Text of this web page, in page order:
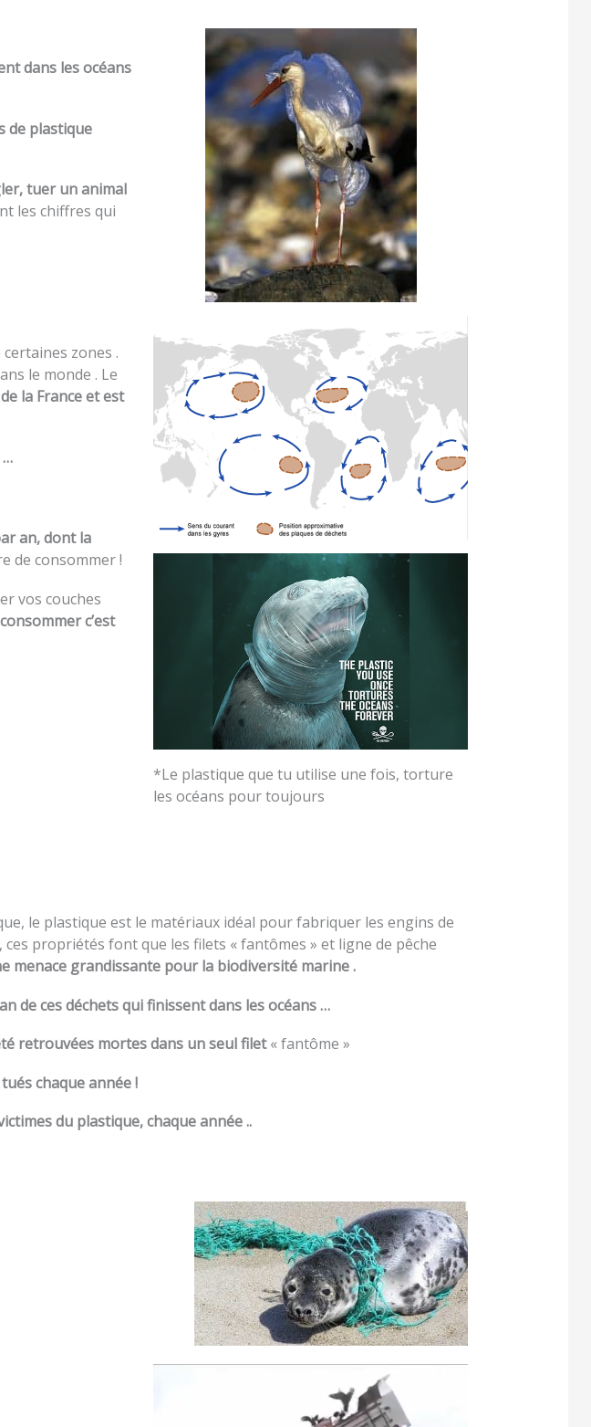
dans les océans
de plastique
tuer un animal
les chiffres qui
zones .
le monde . Le
la France et est
…
an, dont la
de consommer !
vos couches
c’est
*Le plastique que tu utilise une fois, torture
les océans pour toujours
le plastique est le matériaux idéal pour fabriquer les engins de
propriétés font que les filets « fantômes » et ligne de pêche
menace grandissante pour la biodiversité marine .
de ces déchets qui finissent dans les océans …
retrouvées mortes dans un seul filet« fantôme »
chaque année !
du plastique, chaque année ..